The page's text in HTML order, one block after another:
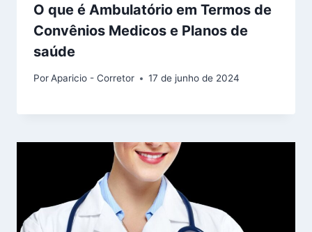
O que é Ambulatório em Termos de
Convênios Medicos e Planos de
saúde
PorAparicio - Corretor 17 de junho de 2024